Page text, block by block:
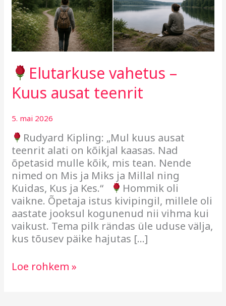
Elutarkuse vahetus –
Kuus ausat teenrit
5. mai 2026
Rudyard Kipling: „Mul kuus ausat
teenrit alati on kõikjal kaasas. Nad
õpetasid mulle kõik, mis tean. Nende
nimed on Mis ja Miks ja Millal ning
Kuidas, Kus ja Kes.“
Hommik oli
vaikne. Õpetaja istus kivipingil, millele oli
aastate jooksul kogunenud nii vihma kui
vaikust. Tema pilk rändas üle uduse välja,
kus tõusev päike hajutas […]
Loe rohkem »